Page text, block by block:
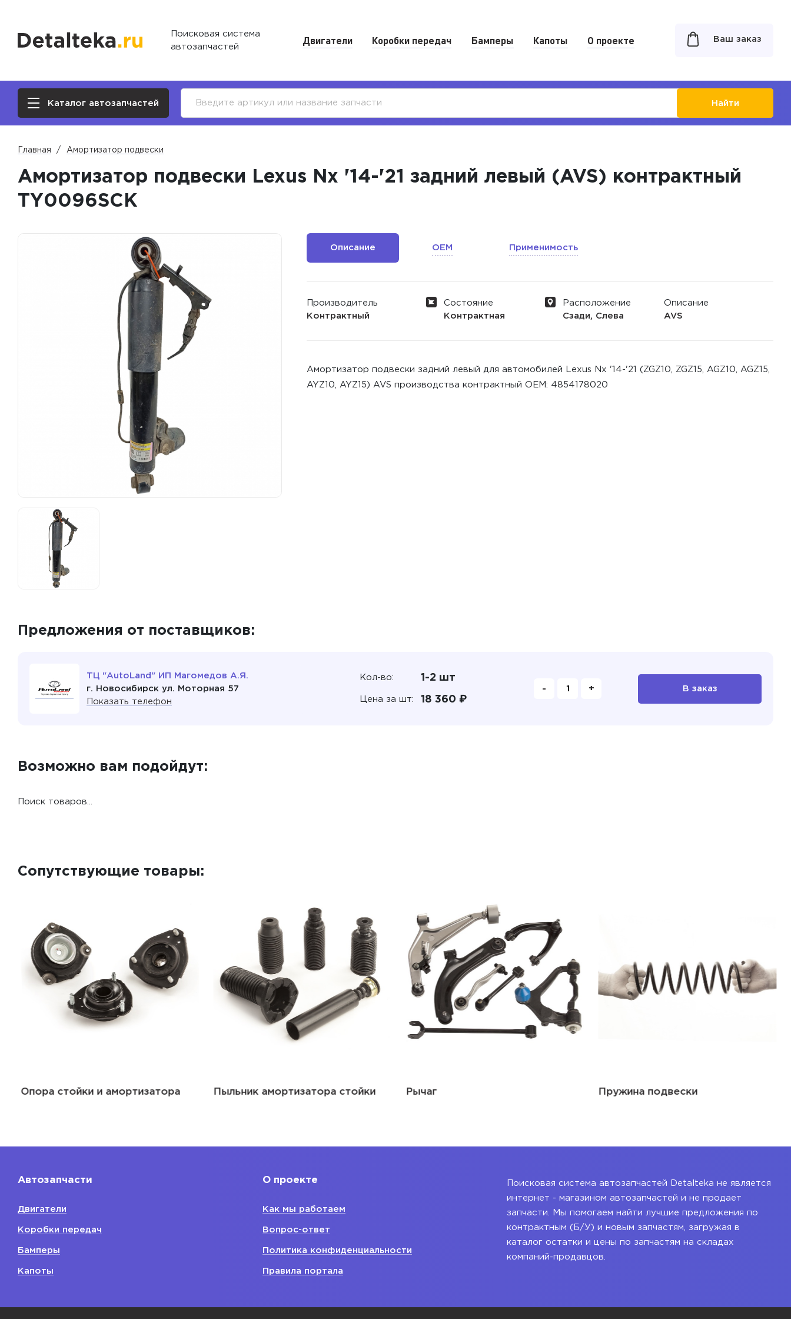
Поисковая система
автозапчастей
Двигатели Коробки передач Бамперы Капоты О проекте Ваш заказ
Каталог автозапчастей Найти
Главная Амортизатор подвески
Амортизатор подвески Lexus Nx '14-'21 задний левый (AVS) контрактный
TY0096SCK
Описание OEM Применимость
Производитель
Контрактный
Состояние
Контрактная
Расположение
Сзади, Слева
Описание
AVS
Амортизатор подвески задний левый для автомобилей Lexus Nx '14-'21 (ZGZ10, ZGZ15, AGZ10, AGZ15,
AYZ10, AYZ15) AVS производства контрактный ОЕМ: 4854178020
Предложения от поставщиков:
ТЦ "AutoLand" ИП Магомедов А.Я.
г. Новосибирск ул. Моторная 57
Показать телефон
Кол-во: 1-2 шт
Цена за шт: 18 360 ₽
- + В заказ
Возможно вам подойдут:
Поиск товаров...
Сопутствующие товары:
Опора стойки и амортизатора Пыльник амортизатора стойки Рычаг Пружина подвески
Автозапчасти
Двигатели
Коробки передач
Бамперы
Капоты
О проекте
Как мы работаем
Вопрос-ответ
Политика конфиденциальности
Правила портала
Поисковая система автозапчастей Detalteka не является
интернет - магазином автозапчастей и не продает
запчасти. Мы помогаем найти лучшие предложения по
контрактным (Б/У) и новым запчастям, загружая в
каталог остатки и цены по запчастям на складах
компаний-продавцов.